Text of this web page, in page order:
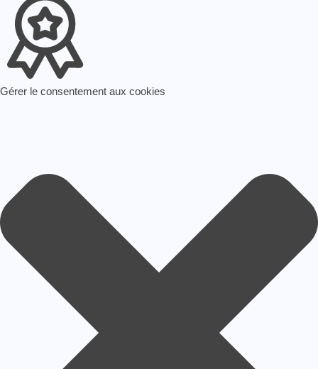
Gérer le consentement aux cookies